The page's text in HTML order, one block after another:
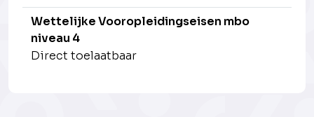
Wettelijke Vooropleidingseisen mbo
niveau 4
Direct toelaatbaar